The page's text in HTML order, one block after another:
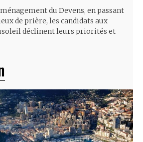
du Devens, en passant
de prière, les candidats aux
déclinent leurs priorités et